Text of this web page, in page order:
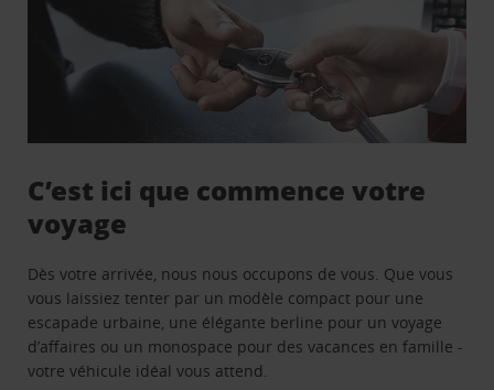
C’est ici que commence votre
voyage
Dès votre arrivée, nous nous occupons de vous. Que vous
vous laissiez tenter par un modèle compact pour une
escapade urbaine, une élégante berline pour un voyage
d’affaires ou un monospace pour des vacances en famille -
votre véhicule idéal vous attend.